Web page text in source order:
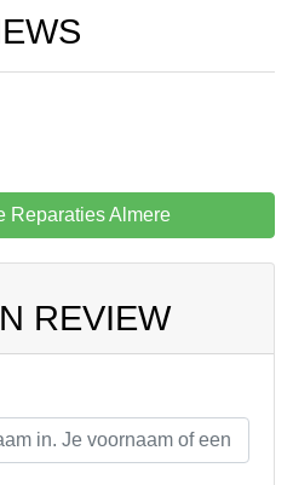
Reparaties Almere
REVIEW